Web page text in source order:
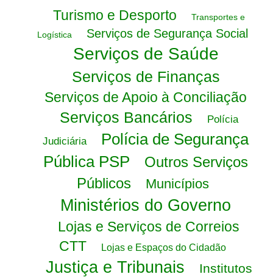
Turismo e Desporto
Transportes e
Logística
Serviços de Segurança Social
Serviços de Saúde
Serviços de Finanças
Serviços de Apoio à Conciliação
Serviços Bancários
Polícia
Judiciária
Polícia de Segurança
Pública PSP
Outros Serviços
Públicos
Municípios
Ministérios do Governo
Lojas e Serviços de Correios
CTT
Lojas e Espaços do Cidadão
Justiça e Tribunais Institutos